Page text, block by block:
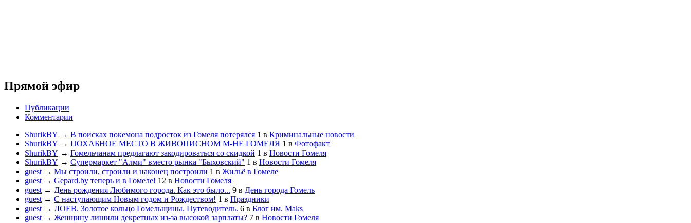
Прямой эфир
Публикации
Комментарии
ShurikBY → В поисках покемона подросток из Гомеля потерялся 1 в Криминальные новости
ShurikBY → ПОХАБНОЕ МЕСТО В ЖИВОПИСНОМ М-НЕ ГОМЕЛЯ 1 в Фотофакт
ShurikBY → Гомельчанам предлагают закодироваться со скидкой 1 в Новости Гомеля
ShurikBY → Супермаркет "Алми" вместо рынка "Быховский" 1 в Новости Гомеля
guest → Мы строили, строили и наконец построили 1 в Жильё в Гомеле
guest → Gepard.by теперь и в Гомеле! 12 в Новости Гомеля
guest → День рождения Любимого города. Как это было... 9 в День города Гомель
guest → С наступающим Новым годом и Рождеством! 1 в Праздники
guest → ЛОЕВ. Золотое кольцо Гомельщины. Путеводитель. 6 в Блог им. Maks
guest → Женщину лишили декретных из-за высокой зарплаты? 7 в Новости Гомеля